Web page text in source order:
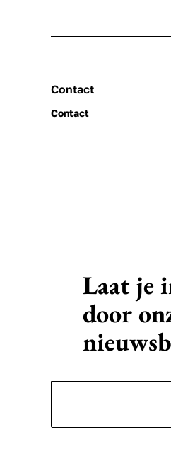
Contact
Contact
Laat je
door